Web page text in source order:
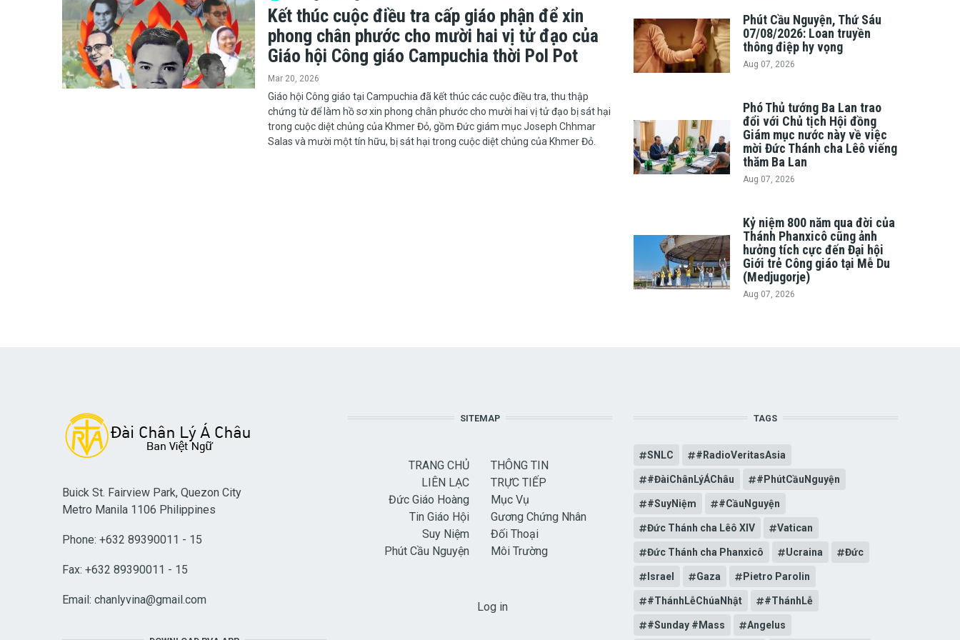
Kết thúc cuộc điều tra cấp giáo phận để xin
phong chân phước cho mười hai vị tử đạo của
Giáo hội Công giáo Campuchia thời Pol Pot
Mar 20, 2026
​​​​​​​Giáo hội Công giáo tại Campuchia đã kết thúc các cuộc điều tra, thu thập
chứng từ để làm hồ sơ xin phong chân phước cho mười hai vị tử đạo bị sát hại
trong cuộc diệt chủng của Khmer Đỏ, gồm Đức giám mục Joseph Chhmar
Salas và mười một tín hữu, bị sát hại trong cuộc diệt chủng của Khmer Đỏ.
Phút Cầu Nguyện, Thứ Sáu
07/08/2026: Loan truyền
thông điệp hy vọng
Aug 07, 2026
Phó Thủ tướng Ba Lan trao
đổi với Chủ tịch Hội đồng
Giám mục nước này về việc
mời Đức Thánh cha Lêô viếng
thăm Ba Lan
Aug 07, 2026
Kỷ niệm 800 năm qua đời của
Thánh Phanxicô cũng ảnh
hưởng tích cực đến Đại hội
Giới trẻ Công giáo tại Mễ Du
(Medjugorje)
Aug 07, 2026
Buick St. Fairview Park, Quezon City
Metro Manila 1106 Philippines
Phone: +632 89390011 - 15
Fax: +632 89390011 - 15
Email: chanlyvina@gmail.com
SITEMAP
TRANG CHỦ
LIÊN LẠC
Đức Giáo Hoàng
Tin Giáo Hội
Suy Niệm
Phút Cầu Nguyện
THÔNG TIN
TRỰC TIẾP
Mục Vụ
Gương Chứng Nhân
Đối Thoại
Môi Trường
Log in
TAGS
SNLC #RadioVeritasAsia
#ĐàiChânLýÁChâu #PhútCầuNguyện
#SuyNiệm #CầuNguyện
Đức Thánh cha Lêô XIV Vatican
Đức Thánh cha Phanxicô Ucraina Đức
Israel Gaza Pietro Parolin
#ThánhLễChúaNhật #ThánhLễ
#Sunday #Mass Angelus